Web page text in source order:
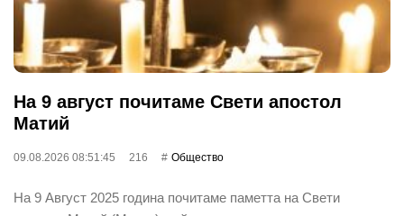
На 9 август почитаме Свети апостол
Матий
09.08.2026 08:51:45 216 Общество
На 9 Август 2025 година почитаме паметта на Свети